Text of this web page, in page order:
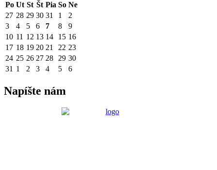
Po Ut St Št Pia So Ne
27 28 29 30 31 1
2
3
4 5 6 7 8
9
10 11 12 13 14 15 16
17 18 19 20 21 22 23
24 25 26 27 28 29 30
31 1 2 3 4 5 6
Napíšte nám